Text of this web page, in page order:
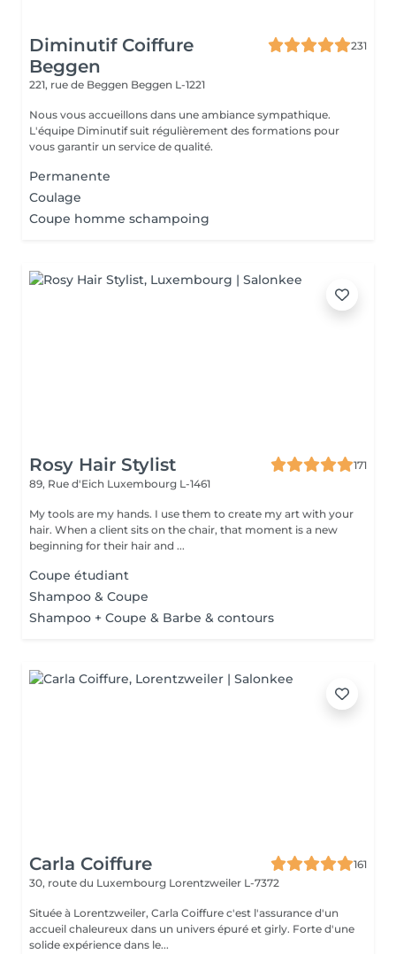
Diminutif Coiffure
Beggen
231
221, rue de Beggen Beggen L-1221
Nous vous accueillons dans une ambiance sympathique.
L'équipe Diminutif suit régulièrement des formations pour
vous garantir un service de qualité.
Permanente
Coulage
Coupe homme schampoing
Rosy Hair Stylist
171
89, Rue d'Eich Luxembourg L-1461
My tools are my hands. I use them to create my art with your
hair. When a client sits on the chair, that moment is a new
beginning for their hair and ...
Coupe étudiant
Shampoo & Coupe
Shampoo + Coupe & Barbe & contours
Carla Coiffure
161
30, route du Luxembourg Lorentzweiler L-7372
Située à Lorentzweiler, Carla Coiffure c'est l'assurance d'un
accueil chaleureux dans un univers épuré et girly. Forte d'une
solide expérience dans le...